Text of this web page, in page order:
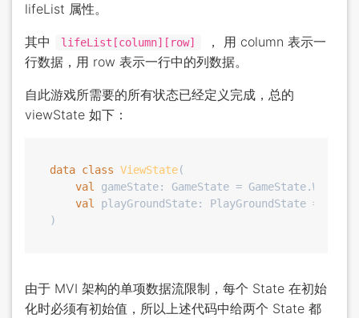
lifeList 属性。
其中 lifeList[column][row]
， 用 column 表示一
行数据，用 row 表示一行中的列数据。
自此游戏所需要的所有状态已经定义完成，总的
viewState 如下：
data class ViewState(
val
gameState: GameState = GameState.Wait,
val
playGroundState: PlayGroundState =
由于 MVI 架构的单项数据流限制，每个 State 在初始
化时必须有初始值，所以上述代码中给两个 State 都